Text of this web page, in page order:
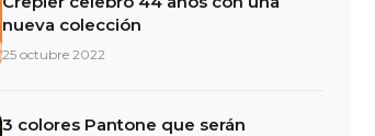
nueva colección
25 octubre 2022
3 colores Pantone que serán